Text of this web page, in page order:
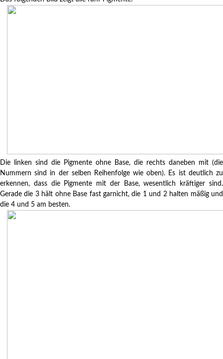
Die linken sind die Pigmente ohne Base, die rechts daneben mit (die
Nummern sind in der selben Reihenfolge wie oben). Es ist deutlich zu
erkennen, dass die Pigmente mit der Base, wesentlich kräftiger sind.
Gerade die 3 hält ohne Base fast garnicht, die 1 und 2 halten mäßig und
die 4 und 5 am besten.